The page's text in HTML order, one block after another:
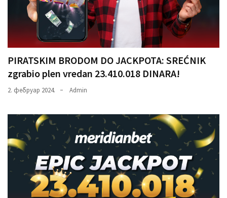
PIRATSKIM BRODOM DO JACKPOTA: SREĆNIK
zgrabio plen vredan 23.410.018 DINARA!
2. фебруар 2024. Admin